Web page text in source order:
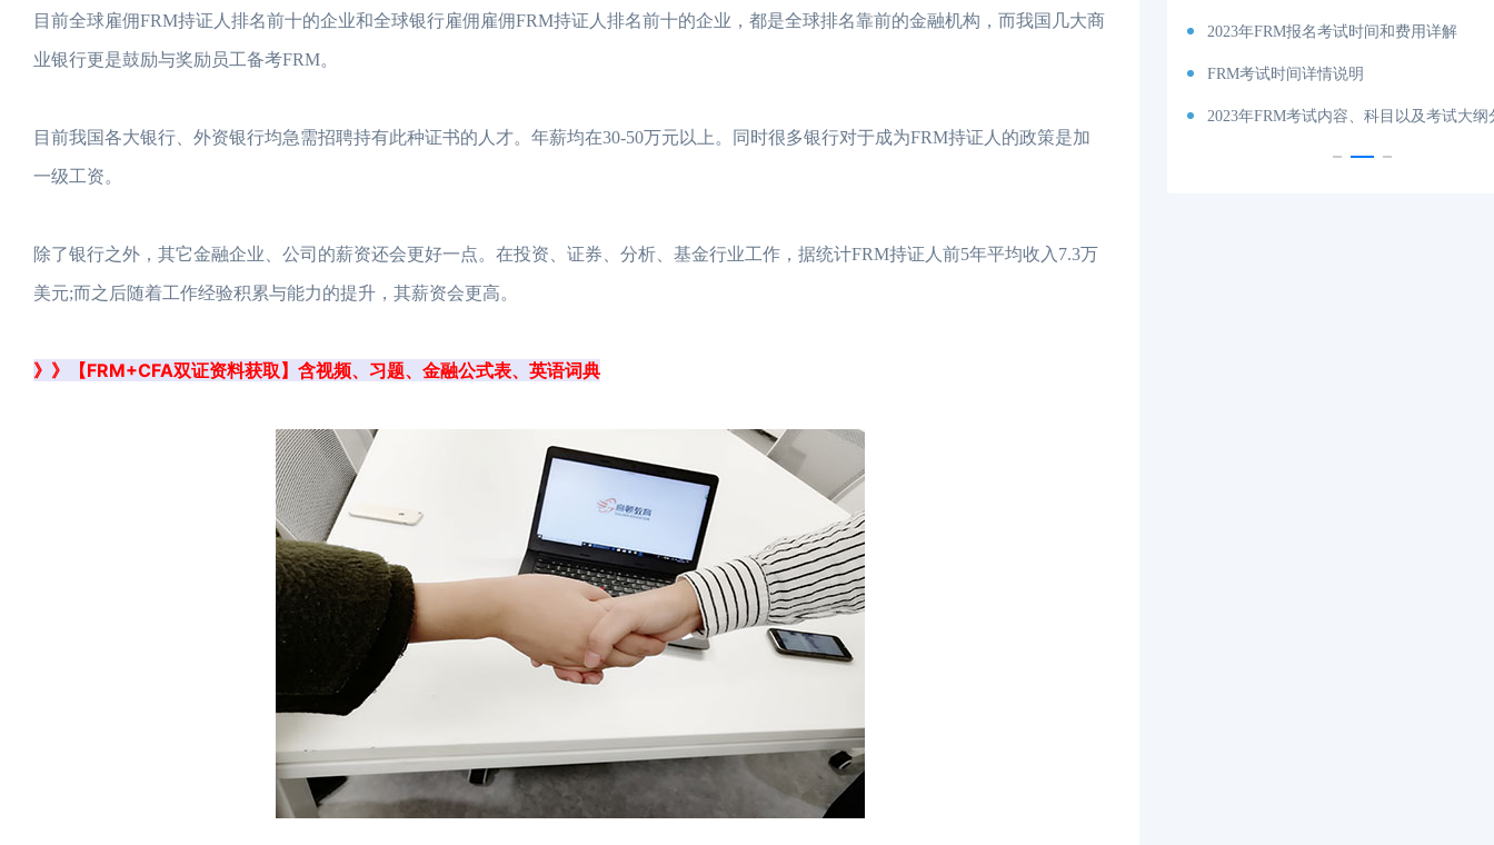
目前全球雇佣FRM持证人排名前十的企业和全球银行雇佣雇佣FRM持证人排名前十的企业，都是全球排名靠前的金融机构，而我国几大商
业银行更是鼓励与奖励员工备考FRM。
目前我国各大银行、外资银行均急需招聘持有此种证书的人才。年薪均在30-50万元以上。同时很多银行对于成为FRM持证人的政策是加
一级工资。
除了银行之外，其它金融企业、公司的薪资还会更好一点。在投资、证券、分析、基金行业工作，据统计FRM持证人前5年平均收入7.3万
美元;而之后随着工作经验积累与能力的提升，其薪资会更高。
》》【FRM+CFA双证资料获取】含视频、习题、金融公式表、英语词典
FRM考试知识点：特雷诺比率 2023年FRM报名考试时间和费用详解
FRM考试时间详情说明
2023年FRM考试内容、科目以及考试大纲